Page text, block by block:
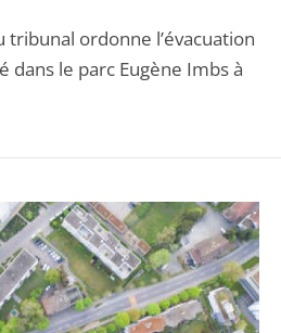
tribunal ordonne l’évacuation
dans le parc Eugène Imbs à